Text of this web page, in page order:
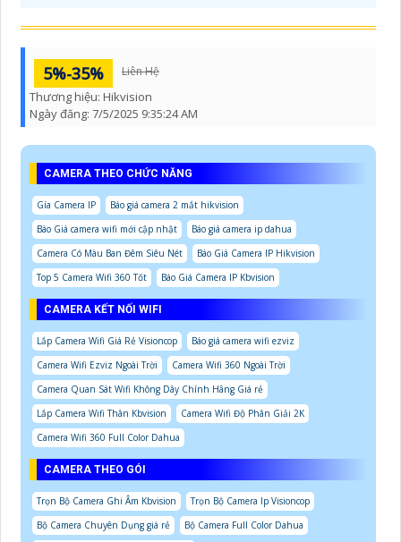
5%-35% Liên Hệ
Thương hiệu: Hikvision
Ngày đăng: 7/5/2025 9:35:24 AM
CAMERA THEO CHỨC NĂNG
Gía Camera IP
Báo giá camera 2 mắt hikvision
Báo Giá camera wifi mới cập nhật
Báo giá camera ip dahua
Camera Có Màu Ban Đêm Siêu Nét
Báo Giá Camera IP Hikvision
Top 5 Camera Wifi 360 Tốt
Báo Giá Camera IP Kbvision
CAMERA KẾT NỐI WIFI
Lắp Camera Wifi Giá Rẻ Visioncop
Báo giá camera wifi ezviz
Camera Wifi Ezviz Ngoài Trời
Camera Wifi 360 Ngoài Trời
Camera Quan Sát Wifi Không Dây Chính Hãng Giá rẻ
Lắp Camera Wifi Thân Kbvision
Camera Wifi Độ Phân Giải 2K
Camera Wifi 360 Full Color Dahua
CAMERA THEO GÓI
Trọn Bộ Camera Ghi Âm Kbvision
Trọn Bộ Camera Ip Visioncop
Bộ Camera Chuyên Dụng giá rẻ
Bộ Camera Full Color Dahua